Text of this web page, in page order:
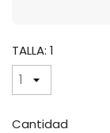
TALLA: 1
Cantidad